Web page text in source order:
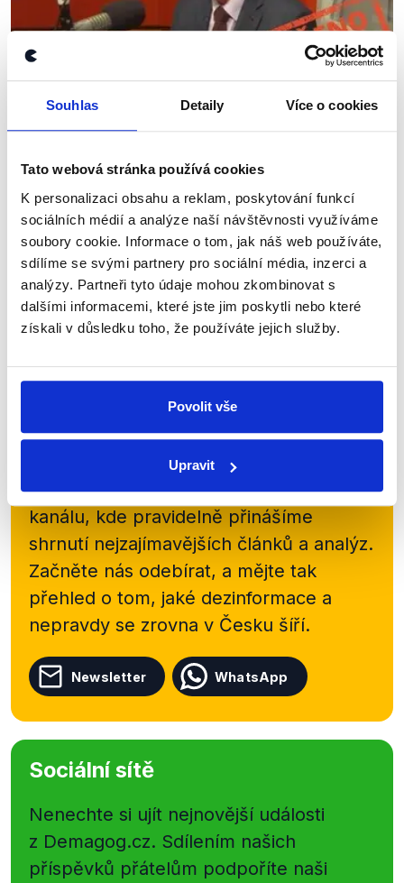
Souhlas Detaily Více o cookies
Tato webová stránka používá cookies
K personalizaci obsahu a reklam, poskytování funkcí
sociálních médií a analýze naší návštěvnosti využíváme
soubory cookie. Informace o tom, jak náš web používáte,
sdílíme se svými partnery pro sociální média, inzerci a
analýzy. Partneři tyto údaje mohou zkombinovat s
dalšími informacemi, které jste jim poskytli nebo které
získali v důsledku toho, že používáte jejich služby.
Povolit vše
Upravit
OVĚŘENO
Drahoš
4. ledna 2018
Jiří Drahoš byl jako další prezidentský kandidát
hostem Radiožurnálu. Moderátor Jan Pokorný s ním
probral širokou paletu témata, ať už jde o euro a
některá zahreničně-politická téma nebo...
Číst dál
Zůstaňme v kontaktu
Přihlaste se k odběru našeho
newsletteru nebowhatsappového
kanálu, kde pravidelně přinášíme
shrnutí nejzajímavějších článků a analýz.
Začněte nás odebírat, a mějte tak
přehled o tom, jaké dezinformace a
nepravdy se zrovna v Česku šíří.
Newsletter WhatsApp
Sociální sítě
Nenechte si ujít nejnovější události
z Demagog.cz. Sdílením našich
příspěvků přátelům podpoříte naši